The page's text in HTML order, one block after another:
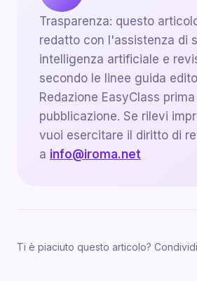
Trasparenza: questo
redatto con l'assistenza di
intelligenza artificiale e
secondo le linee guida
Redazione EasyClass
pubblicazione. Se rilevi
vuoi esercitare il diritto di
a info@iroma.net
Ti è piaciuto questo articolo?